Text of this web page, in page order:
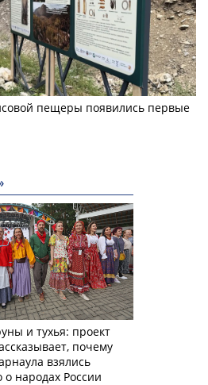
пещеры появились первые
и тухья: проект
почему
взялись
о народах России